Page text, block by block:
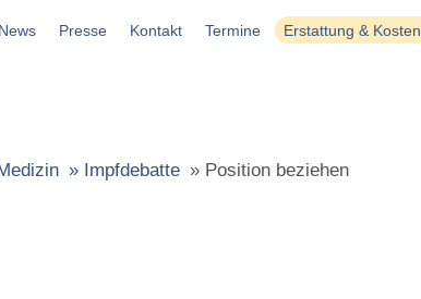
News Presse Kontakt Termine Erstattung & Kosten
» Impfdebatte » Position beziehen